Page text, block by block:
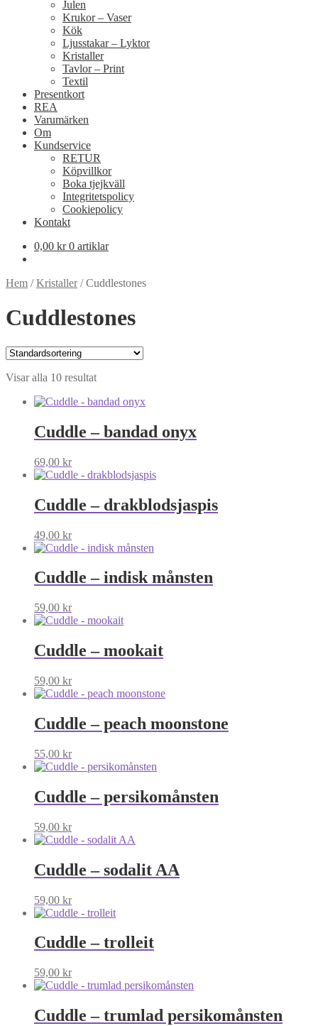
Julen
Krukor – Vaser
Kök
Ljusstakar – Lyktor
Kristaller
Tavlor – Print
Textil
Presentkort
REA
Varumärken
Om
Kundservice
RETUR
Köpvillkor
Boka tjejkväll
Integritetspolicy
Cookiepolicy
Kontakt
0,00 kr 0 artiklar
Hem /Kristaller/Cuddlestones
Cuddlestones
Visar alla 10 resultat
Cuddle – bandad onyx
69,00 kr
Cuddle – drakblodsjaspis
49,00 kr
Cuddle – indisk månsten
59,00 kr
Cuddle – mookait
59,00 kr
Cuddle – peach moonstone
55,00 kr
Cuddle – persikomånsten
59,00 kr
Cuddle – sodalit AA
59,00 kr
Cuddle – trolleit
59,00 kr
Cuddle – trumlad persikomånsten